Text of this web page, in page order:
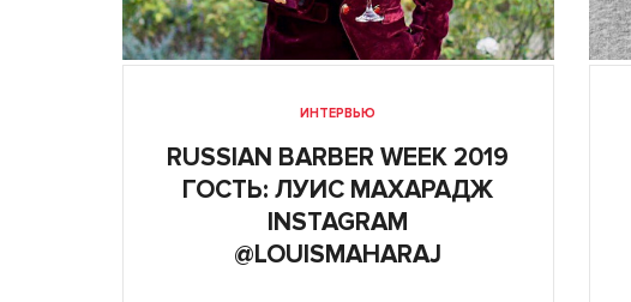
ИНТЕРВЬЮ
RUSSIAN BARBER WEEK 2019
ГОСТЬ: ЛУИС МАХАРАДЖ
INSTAGRAM
@LOUISMAHARAJ